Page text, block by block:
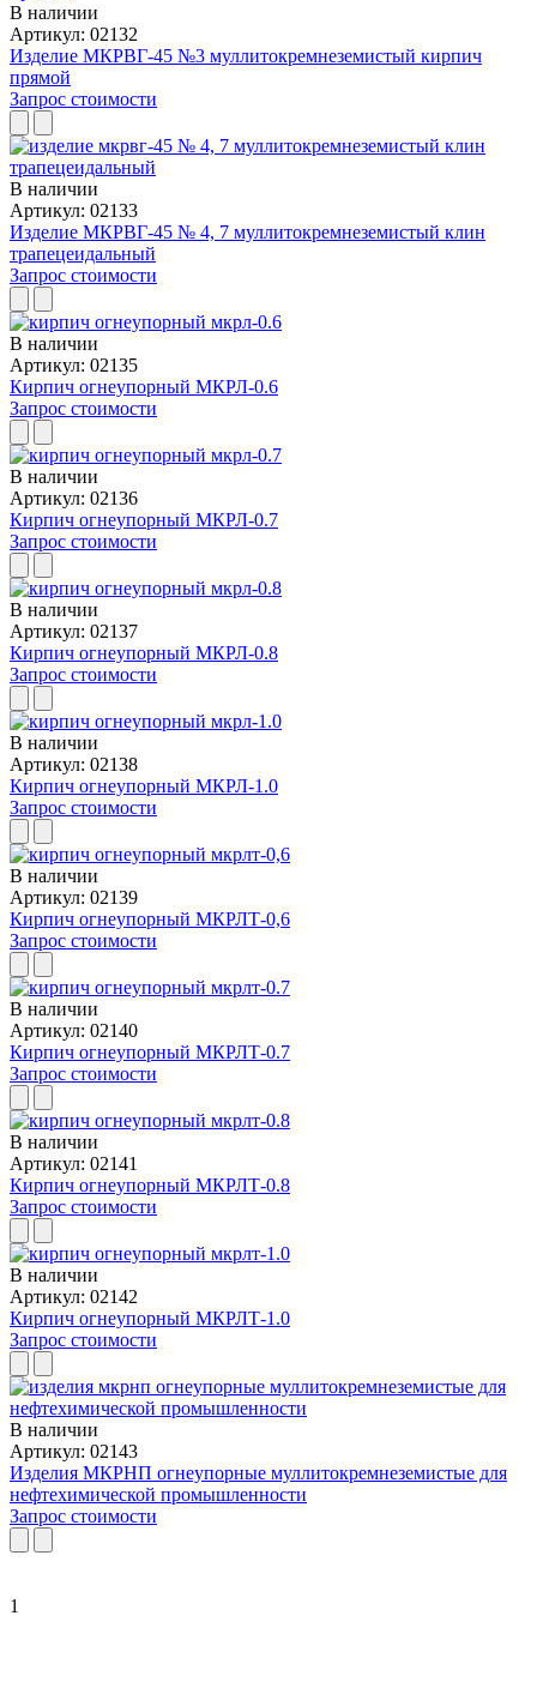
В наличии
Артикул: 02132
Изделие МКРВГ-45 №3 муллитокремнеземистый кирпич
прямой
Запрос стоимости
В наличии
Артикул: 02133
Изделие МКРВГ-45 № 4, 7 муллитокремнеземистый клин
трапецеидальный
Запрос стоимости
В наличии
Артикул: 02135
Кирпич огнеупорный МКРЛ-0.6
Запрос стоимости
В наличии
Артикул: 02136
Кирпич огнеупорный МКРЛ-0.7
Запрос стоимости
В наличии
Артикул: 02137
Кирпич огнеупорный МКРЛ-0.8
Запрос стоимости
В наличии
Артикул: 02138
Кирпич огнеупорный МКРЛ-1.0
Запрос стоимости
В наличии
Артикул: 02139
Кирпич огнеупорный МКРЛТ-0,6
Запрос стоимости
В наличии
Артикул: 02140
Кирпич огнеупорный МКРЛТ-0.7
Запрос стоимости
В наличии
Артикул: 02141
Кирпич огнеупорный МКРЛТ-0.8
Запрос стоимости
В наличии
Артикул: 02142
Кирпич огнеупорный МКРЛТ-1.0
Запрос стоимости
В наличии
Артикул: 02143
Изделия МКРНП огнеупорные муллитокремнеземистые для
нефтехимической промышленности
Запрос стоимости
1